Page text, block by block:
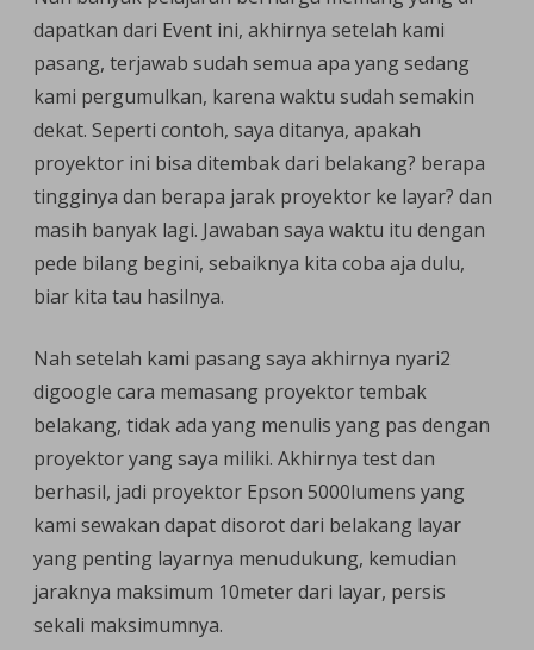
dapatkan dari Event ini, akhirnya setelah kami
pasang, terjawab sudah semua apa yang sedang
kami pergumulkan, karena waktu sudah semakin
dekat. Seperti contoh, saya ditanya, apakah
proyektor ini bisa ditembak dari belakang? berapa
tingginya dan berapa jarak proyektor ke layar? dan
masih banyak lagi. Jawaban saya waktu itu dengan
pede bilang begini, sebaiknya kita coba aja dulu,
biar kita tau hasilnya.
Nah setelah kami pasang saya akhirnya nyari2
digoogle cara memasang proyektor tembak
belakang, tidak ada yang menulis yang pas dengan
proyektor yang saya miliki. Akhirnya test dan
berhasil, jadi proyektor Epson 5000lumens yang
kami sewakan dapat disorot dari belakang layar
yang penting layarnya menudukung, kemudian
jaraknya maksimum 10meter dari layar, persis
sekali maksimumnya.